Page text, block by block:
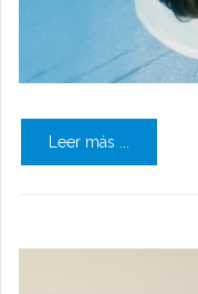
Leer más ...